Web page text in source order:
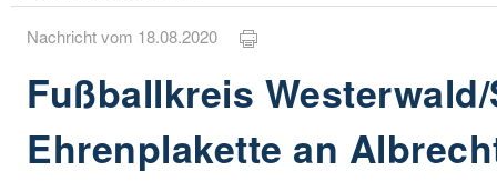
Nachricht vom 18.08.2020
Fußballkreis
Ehrenplakette an